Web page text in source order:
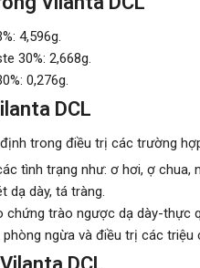
4,596g.
30%: 2,668g.
0,276g.
DCL
trong điều trị các trường
tình trạng như: ơ hơi, ợ chua,
dạ dày, tá tràng.
chứng trào ngược dạ dày-thực
ngừa và điều trị các